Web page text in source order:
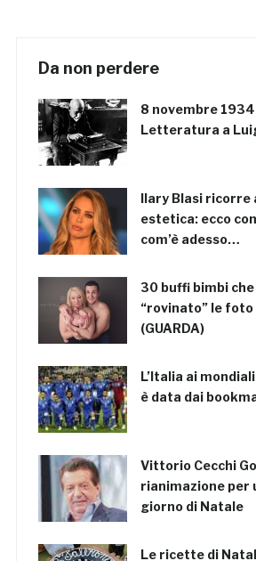
Da non perdere
8 novembre
Letteratura a
Ilary Blasi ricorre
estetica: ecco
com’è adesso…
30 buffi bimbi
“rovinato” le
(GUARDA)
L’Italia ai
è data dai
Vittorio Cecchi
rianimazione per
giorno di Natale
Le ricette di